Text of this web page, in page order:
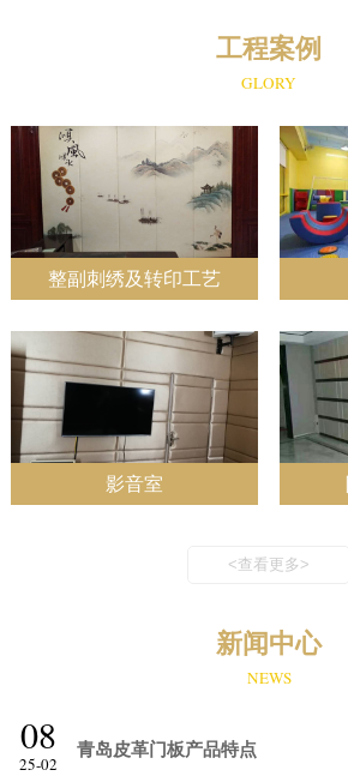
工程案例
GLORY
整副刺绣及转印工艺
影音室
<查看更多>
新闻中心
NEWS
08
25-02
青岛皮革门板产品特点